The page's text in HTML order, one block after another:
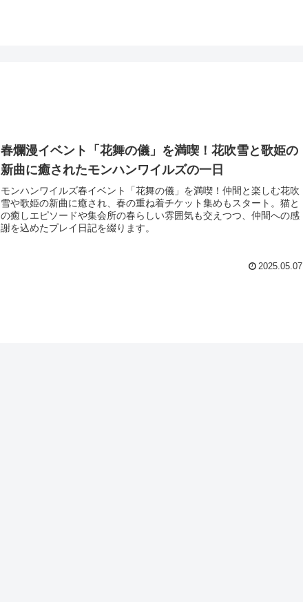
春爛漫イベント「花舞の儀」を満喫！花吹雪と歌姫の
新曲に癒されたモンハンワイルズの一日
モンハンワイルズ春イベント「花舞の儀」を満喫！仲間と楽しむ花吹
雪や歌姫の新曲に癒され、春の重ね着チケット集めもスタート。猫と
の癒しエピソードや集会所の春らしい雰囲気も交えつつ、仲間への感
謝を込めたプレイ日記を綴ります。
2025.05.07